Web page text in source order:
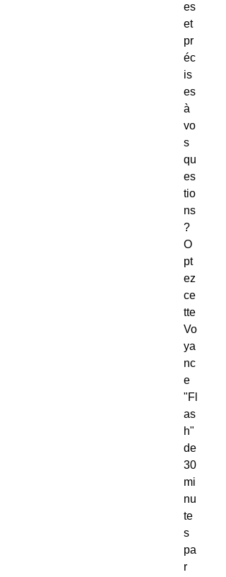
es
et
pr
éc
is
es
à
vo
s
qu
es
tio
ns
?
O
pt
ez
ce
tte
Vo
ya
nc
e
"Fl
as
h"
de
30
mi
nu
te
s
pa
r